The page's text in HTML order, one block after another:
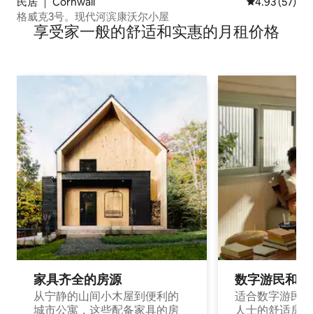
格威克3号。现代河滨康沃尔小屋
享受家一般的舒适和实惠的月租价格
家具齐全的房源
从宁静的山间小木屋到便利的
城市公寓，这些配备家具的房
数字游民和
适合数字游民
人士的舒适房